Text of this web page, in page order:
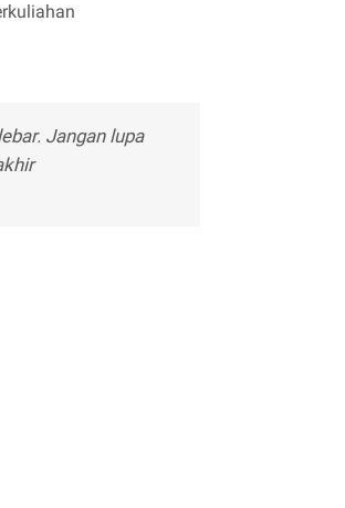
Jangan lupa